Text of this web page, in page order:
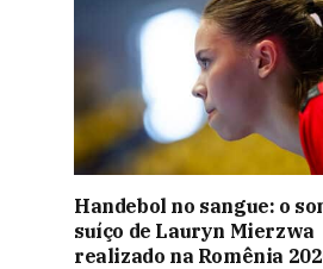
Handebol no sangue: o
suíço de Lauryn Mierzwa
realizado na Romênia